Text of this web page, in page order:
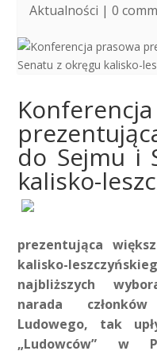
Aktualności |0
do Sejmu i
kalisko-
prezentująca
kalisko-
najbliższych
narada
Ludowego, tak
„Ludowców” w